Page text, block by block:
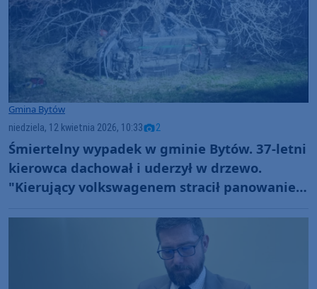
Gmina Bytów
niedziela, 12 kwietnia 2026, 10:33 2
Śmiertelny wypadek w gminie Bytów. 37-letni
kierowca dachował i uderzył w drzewo.
"Kierujący volkswagenem stracił panowanie